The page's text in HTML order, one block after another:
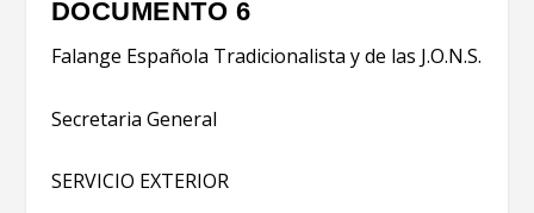
DOCUMENTO 6
Falange Española Tradicionalista y de las J.O.N.S.
Secretaria General
SERVICIO EXTERIOR